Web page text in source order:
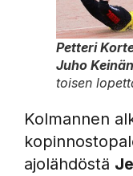
Petteri
Juho
toisen
Kolmannen
ajolähdöstä